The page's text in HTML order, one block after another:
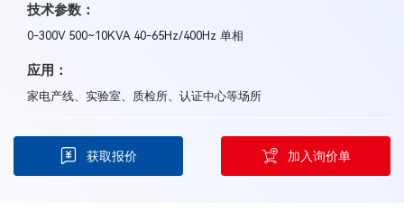
技术参数：
0-300V 500~10KVA 40-65Hz/400Hz 单相
应用：
家电产线、实验室、质检所、认证中心等场所
获取报价 加入询价单